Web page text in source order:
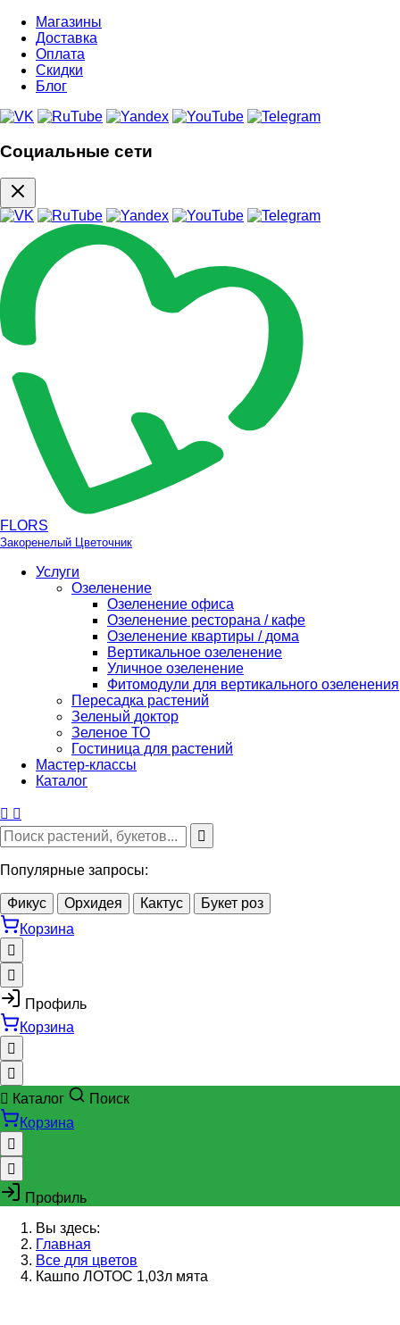
Магазины
Доставка
Оплата
Скидки
Блог
Социальные сети
FLORS
Закоренелый Цветочник
Услуги
Озеленение
Озеленение офиса
Озеленение ресторана / кафе
Озеленение квартиры / дома
Вертикальное озеленение
Уличное озеленение
Фитомодули для вертикального озеленения
Пересадка растений
Зеленый доктор
Зеленое ТО
Гостиница для растений
Мастер-классы
Каталог
Популярные запросы:
Фикус Орхидея Кактус
Букет роз
Корзина
Профиль
Корзина
Каталог
Поиск
Корзина
Профиль
Вы здесь:
Главная
Все для цветов
Кашпо ЛОТОС 1,03л мята